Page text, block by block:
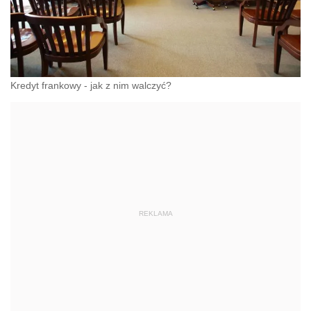
Kredyt frankowy - jak z nim walczyć?